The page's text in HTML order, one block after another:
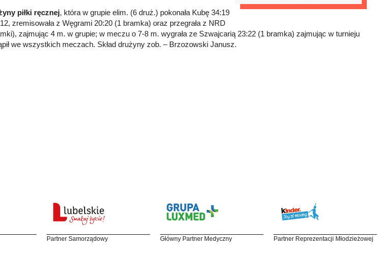
piłki ręcznej, która w grupie elim. (6 druż.) pokonała Kubę 34:19
zremisowała z Węgrami 20:20 (1 bramka) oraz przegrała z NRD
zajmując 4 m. w grupie; w meczu o 7-8 m. wygrała ze Szwajcarią 23:22 (1 bramka) zajmując w turnieju
we wszystkich meczach. Skład drużyny zob. – Brzozowski Janusz.
Partner Samorządowy Główny Partner Medyczny Partner Reprezentacji Młodzieżowej